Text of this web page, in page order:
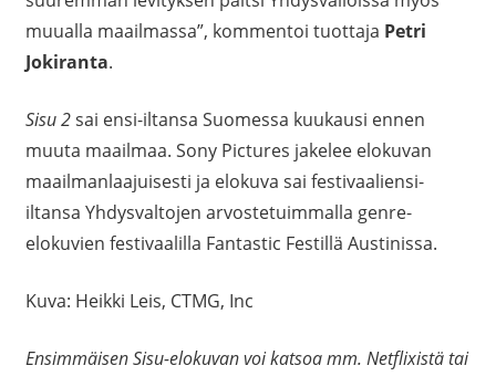
muualla maailmassa”, kommentoi tuottaja Petri
Jokiranta.
Sisu 2sai ensi-iltansa Suomessa kuukausi ennen
muuta maailmaa. Sony Pictures jakelee elokuvan
maailmanlaajuisesti ja elokuva sai festivaaliensi-
iltansa Yhdysvaltojen arvostetuimmalla genre-
elokuvien festivaalilla Fantastic Festillä Austinissa.
Kuva: Heikki Leis, CTMG, Inc
Ensimmäisen Sisu-elokuvan voi katsoa mm. Netflixistä tai